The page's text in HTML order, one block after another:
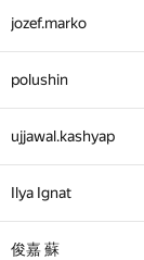
jozef.marko
polushin
ujjawal.kashyap
Ilya Ignat
俊嘉 蘇
igneyeva
Zhanbolat Kusainov
Сергей Харитонцев
vlecomte
Рома Пьянков